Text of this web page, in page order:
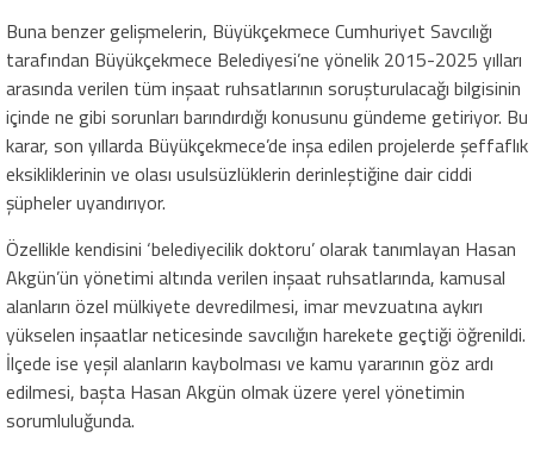
Buna benzer gelişmelerin, Büyükçekmece Cumhuriyet Savcılığı
tarafından Büyükçekmece Belediyesi’ne yönelik 2015-2025 yılları
arasında verilen tüm inşaat ruhsatlarının soruşturulacağı bilgisinin
içinde ne gibi sorunları barındırdığı konusunu gündeme getiriyor. Bu
karar, son yıllarda Büyükçekmece’de inşa edilen projelerde şeffaflık
eksikliklerinin ve olası usulsüzlüklerin derinleştiğine dair ciddi
şüpheler uyandırıyor.
Özellikle kendisini ‘belediyecilik doktoru’ olarak tanımlayan Hasan
Akgün’ün yönetimi altında verilen inşaat ruhsatlarında, kamusal
alanların özel mülkiyete devredilmesi, imar mevzuatına aykırı
yükselen inşaatlar neticesinde savcılığın harekete geçtiği öğrenildi.
İlçede ise yeşil alanların kaybolması ve kamu yararının göz ardı
edilmesi, başta Hasan Akgün olmak üzere yerel yönetimin
sorumluluğunda.